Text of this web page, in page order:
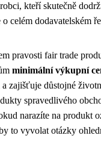
kteří skutečně
celém dodavatelském
pravosti fair trade
minimální výkupní
zajišťuje důstojné
spravedlivého
narazíte na produkt
to vyvolat otázky